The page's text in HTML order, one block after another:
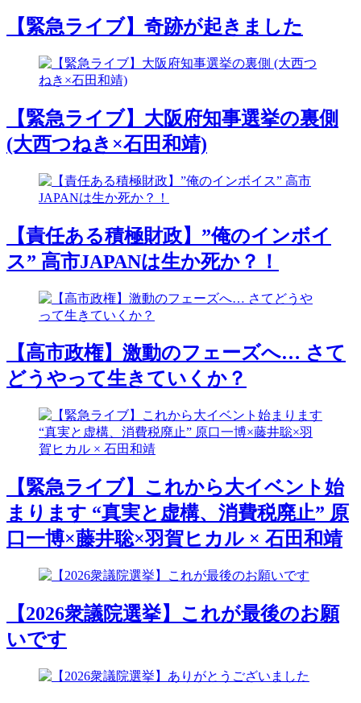
【緊急ライブ】奇跡が起きました
【緊急ライブ】大阪府知事選挙の裏側
(大西つねき×石田和靖)
【責任ある積極財政】”俺のインボイ
ス” 高市JAPANは生か死か？！
【高市政権】激動のフェーズへ… さて
どうやって生きていくか？
【緊急ライブ】これから大イベント始
まります “真実と虚構、消費税廃止” 原
口一博×藤井聡×羽賀ヒカル × 石田和靖
【2026衆議院選挙】これが最後のお願
いです